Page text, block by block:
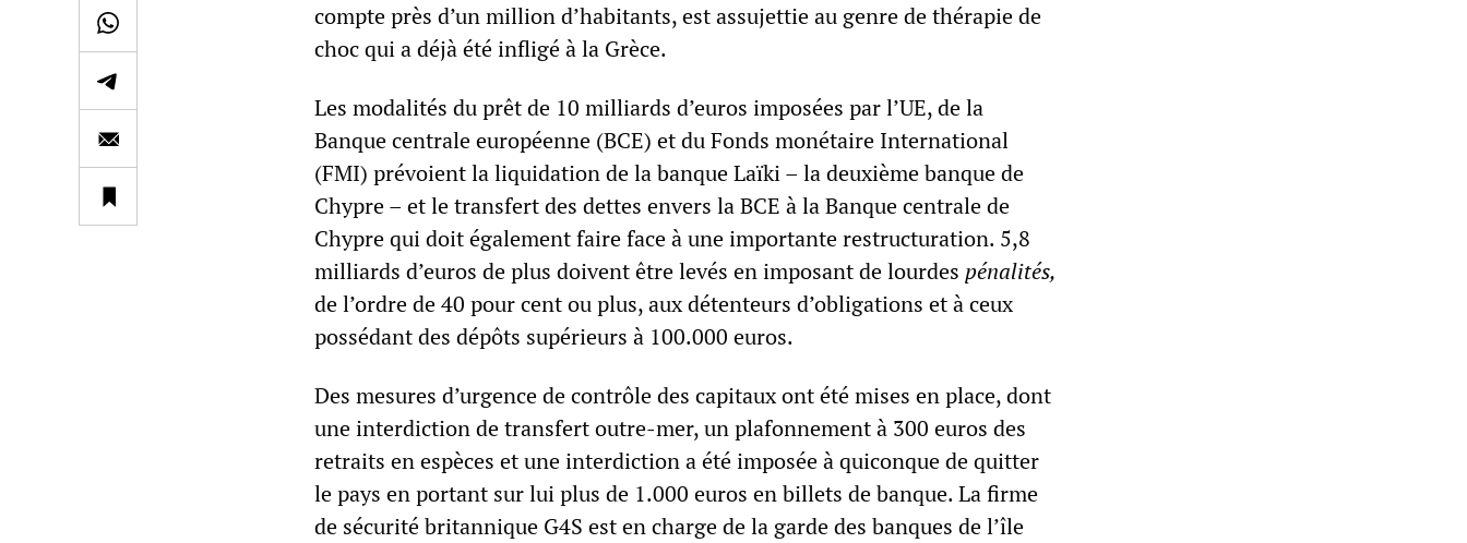
compte près d’un million d’habitants, est assujettie au genre de thérapie de
choc qui a déjà été infligé à la Grèce.
Les modalités du prêt de 10 milliards d’euros imposées par l’UE, de la
Banque centrale européenne (BCE) et du Fonds monétaire International
(FMI) prévoient la liquidation de la banque Laïki – la deuxième banque de
Chypre – et le transfert des dettes envers la BCE à la Banque centrale de
Chypre qui doit également faire face à une importante restructuration. 5,8
milliards d’euros de plus doivent être levés en imposant de lourdes pénalités,
de l’ordre de 40 pour cent ou plus, aux détenteurs d’obligations et à ceux
possédant des dépôts supérieurs à 100.000 euros.
Des mesures d’urgence de contrôle des capitaux ont été mises en place, dont
une interdiction de transfert outre-mer, un plafonnement à 300 euros des
retraits en espèces et une interdiction a été imposée à quiconque de quitter
le pays en portant sur lui plus de 1.000 euros en billets de banque. La firme
de sécurité britannique G4S est en charge de la garde des banques de l’île